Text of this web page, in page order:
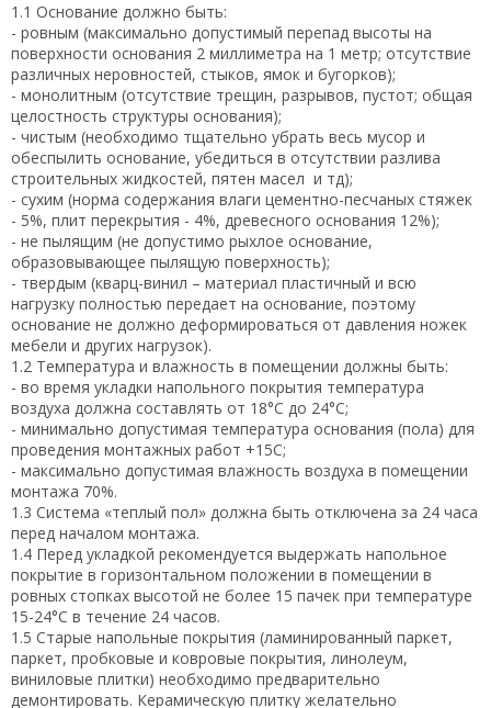
1.1 Основание должно быть:
- ровным (максимально допустимый перепад высоты на
поверхности основания 2 миллиметра на 1 метр; отсутствие
различных неровностей, стыков, ямок и бугорков);
- монолитным (отсутствие трещин, разрывов, пустот; общая
целостность структуры основания);
- чистым (необходимо тщательно убрать весь мусор и
обеспылить основание, убедиться в отсутствии разлива
строительных жидкостей, пятен масел и тд);
- сухим (норма содержания влаги цементно-песчаных стяжек
- 5%, плит перекрытия - 4%, древесного основания 12%);
- не пылящим (не допустимо рыхлое основание,
образовывающее пылящую поверхность);
- твердым (кварц-винил – материал пластичный и всю
нагрузку полностью передает на основание, поэтому
основание не должно деформироваться от давления ножек
мебели и других нагрузок).
1.2 Температура и влажность в помещении должны быть:
- во время укладки напольного покрытия температура
воздуха должна составлять от 18°С до 24°С;
- минимально допустимая температура основания (пола) для
проведения монтажных работ +15С;
- максимально допустимая влажность воздуха в помещении
монтажа 70%.
1.3 Система «теплый пол» должна быть отключена за 24 часа
перед началом монтажа.
1.4 Перед укладкой рекомендуется выдержать напольное
покрытие в горизонтальном положении в помещении в
ровных стопках высотой не более 15 пачек при температуре
15-24°С в течение 24 часов.
1.5 Старые напольные покрытия (ламинированный паркет,
паркет, пробковые и ковровые покрытия, линолеум,
виниловые плитки) необходимо предварительно
демонтировать. Керамическую плитку желательно